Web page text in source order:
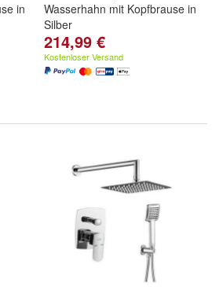
in
Wasserhahn mit Kopfbrause in
Silber
214,99 €
Kostenloser Versand